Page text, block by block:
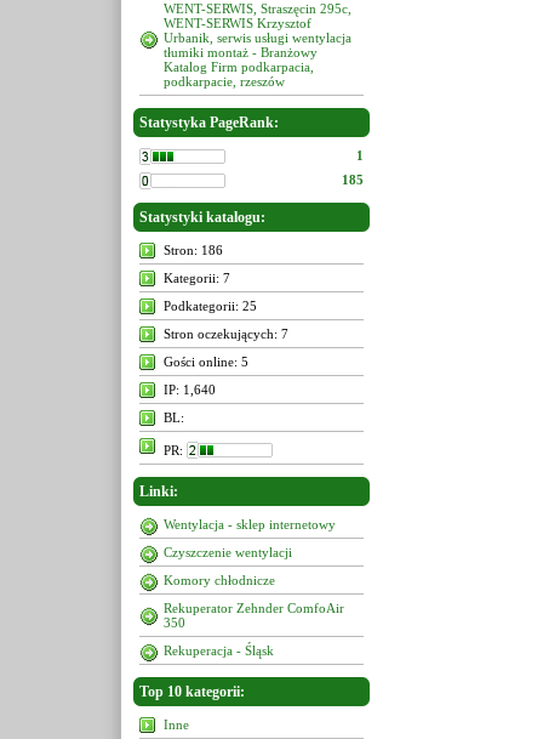
WENT-SERWIS, Straszęcin 295c,
WENT-SERWIS Krzysztof
Urbanik, serwis usługi wentylacja
tłumiki montaż - Branżowy
Katalog Firm podkarpacia,
podkarpacie, rzeszów
Statystyka PageRank:
1
185
Statystyki katalogu:
Stron: 186
Kategorii: 7
Podkategorii: 25
Stron oczekujących: 7
Gości online: 5
IP: 1,640
BL:
PR:
Linki:
Wentylacja - sklep internetowy
Czyszczenie wentylacji
Komory chłodnicze
Rekuperator Zehnder ComfoAir
350
Rekuperacja - Śląsk
Top 10 kategorii:
Inne